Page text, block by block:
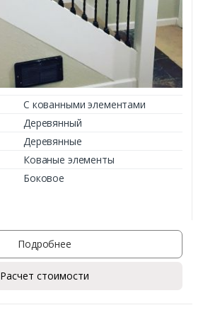
С кованными элементами
Деревянный
Деревянные
Кованые элементы
Боковое
Подробнее
Расчет стоимости